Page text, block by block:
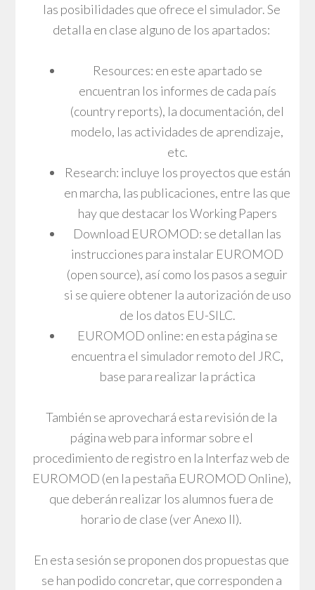
las posibilidades que ofrece el simulador. Se
detalla en clase alguno de los apartados:
Resources: en este apartado se
encuentran los informes de cada país
(country reports), la documentación, del
modelo, las actividades de aprendizaje,
etc.
Research: incluye los proyectos que están
en marcha, las publicaciones, entre las que
hay que destacar los Working Papers
Download EUROMOD: se detallan las
instrucciones para instalar EUROMOD
(open source), así como los pasos a seguir
si se quiere obtener la autorización de uso
de los datos EU-SILC.
EUROMOD online: en esta página se
encuentra el simulador remoto del JRC,
base para realizar la práctica
También se aprovechará esta revisión de la
página web para informar sobre el
procedimiento de registro en la Interfaz web de
EUROMOD (en la pestaña EUROMOD Online),
que deberán realizar los alumnos fuera de
horario de clase (ver Anexo II).
En esta sesión se proponen dos propuestas que
se han podido concretar, que corresponden a